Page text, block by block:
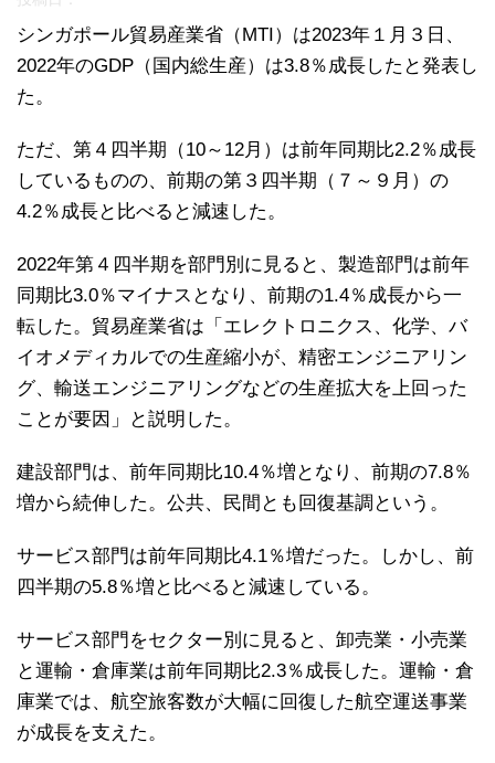
シンガポール貿易産業省（MTI）は2023年１月３日、
2022年のGDP（国内総生産）は3.8％成長したと発表し
た。
ただ、第４四半期（10～12月）は前年同期比2.2％成長
しているものの、前期の第３四半期（７～９月）の
4.2％成長と比べると減速した。
2022年第４四半期を部門別に見ると、製造部門は前年
同期比3.0％マイナスとなり、前期の1.4％成長から一
転した。貿易産業省は「エレクトロニクス、化学、バ
イオメディカルでの生産縮小が、精密エンジニアリン
グ、輸送エンジニアリングなどの生産拡大を上回った
ことが要因」と説明した。
建設部門は、前年同期比10.4％増となり、前期の7.8％
増から続伸した。公共、民間とも回復基調という。
サービス部門は前年同期比4.1％増だった。しかし、前
四半期の5.8％増と比べると減速している。
サービス部門をセクター別に見ると、卸売業・小売業
と運輸・倉庫業は前年同期比2.3％成長した。運輸・倉
庫業では、航空旅客数が大幅に回復した航空運送事業
が成長を支えた。